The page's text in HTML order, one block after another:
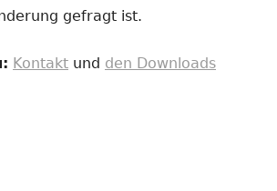
gefragt ist.
Kontakt und den Downloads